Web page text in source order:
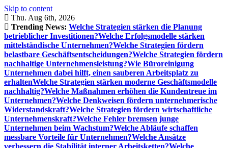
Skip to content
Thu. Aug 6th, 2026
Trending News: Welche Strategien stärken die Planung
betrieblicher Investitionen?Welche Erfolgsmodelle stärken
mittelständische Unternehmen?Welche Strategien fördern
belastbare Geschäftsentscheidungen?Welche Strategien fördern
nachhaltige Unternehmensleistung?Wie Büroreinigung
Unternehmen dabei hilft, einen sauberen Arbeitsplatz zu
erhaltenWelche Strategien stärken moderne Geschäftsmodelle
nachhaltig?Welche Maßnahmen erhöhen die Kundentreue im
Unternehmen?Welche Denkweisen fördern unternehmerische
Widerstandskraft?Welche Strategien fördern wirtschaftliche
Unternehmenskraft?Welche Fehler bremsen junge
Unternehmen beim Wachstum?Welche Abläufe schaffen
messbare Vorteile für Unternehmen?Welche Ansätze
verbessern die Stabilität interner Arbeitsketten?Welche